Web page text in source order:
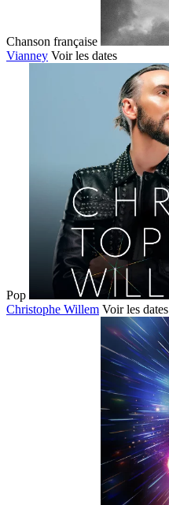
Chanson française
Vianney Voir les dates
Pop
Christophe Willem Voir les dates